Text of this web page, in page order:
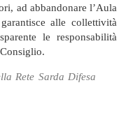
ad abbandonare l’Aula
alle collettività
le responsabilità
Rete Sarda Difesa